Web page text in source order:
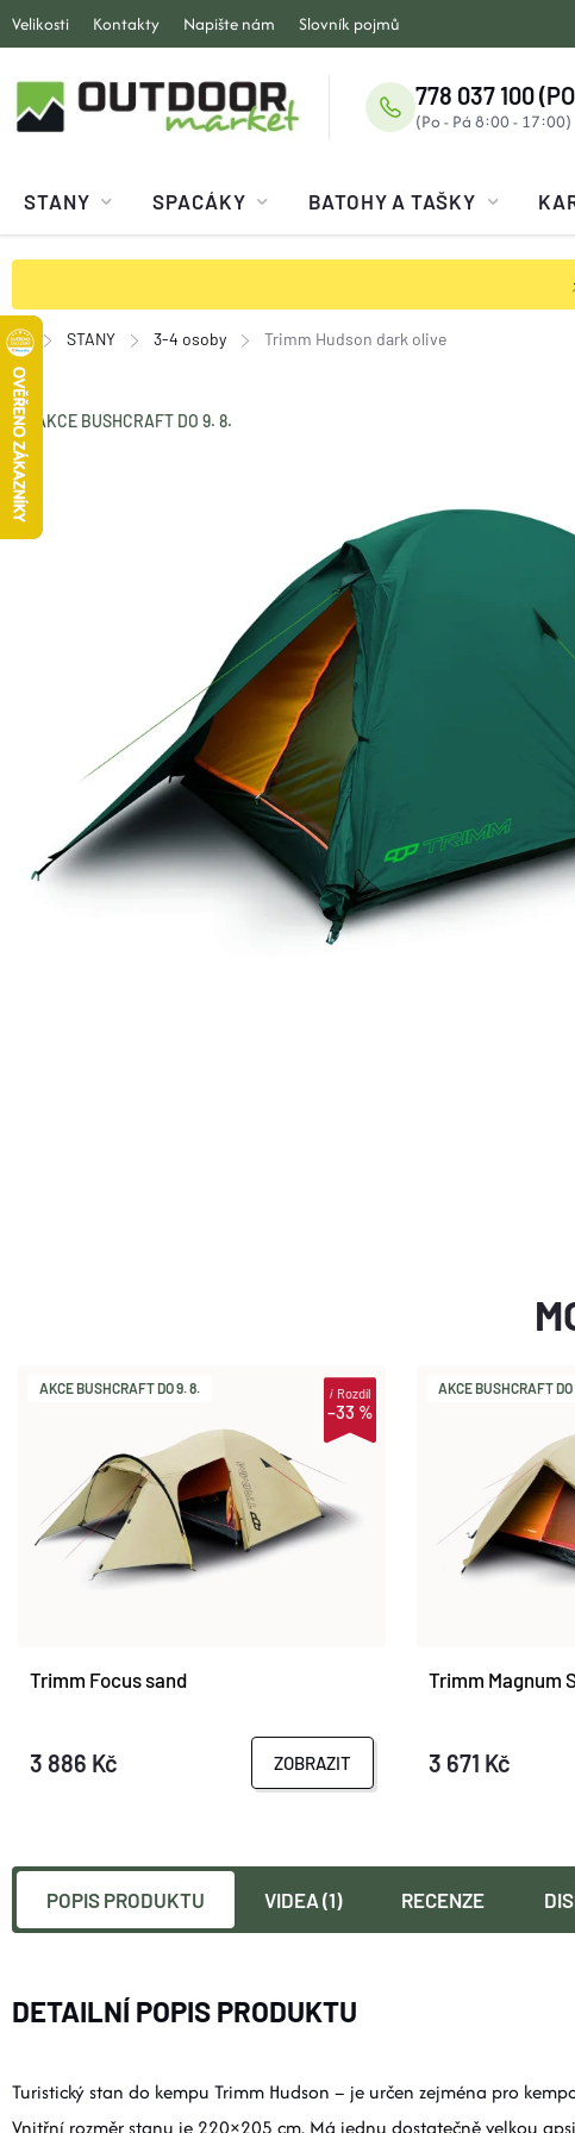
Přejít
na
obsah
Velikosti Kontakty Napište nám Slovník pojmů
778 037 100
STANY SPACÁKY BATOHY A TAŠKY
Domů
STANY 3-4 osoby Trimm Hudson dark olive
AKCE BUSHCRAFT DO 9. 8.
AKCE BUSHCRAFT DO 9. 8.
–33 %
iRozdíl
Trimm Focus sand
3 886 Kč ZOBRAZIT
AKCE BUSHCRAFT DO
Trimm Magnum
3 671 Kč
POPIS PRODUKTU VIDEA (1) RECENZE
DETAILNÍ POPIS PRODUKTU
Turistický stan do kempu Trimm Hudson – je určen zejména pro